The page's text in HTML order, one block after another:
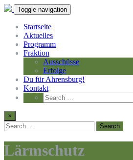
Toggle navigation
Startseite
Aktuelles
Programm
Fraktion
Ausschüsse
Erfolge
Du für Ahrensburg!
Kontakt
×
Lärmschutz